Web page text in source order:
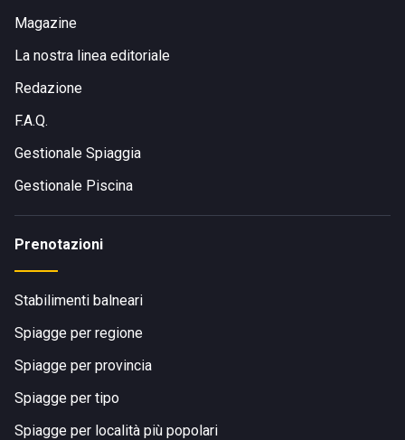
Magazine
La nostra linea editoriale
Redazione
F.A.Q.
Gestionale Spiaggia
Gestionale Piscina
Prenotazioni
Stabilimenti balneari
Spiagge per regione
Spiagge per provincia
Spiagge per tipo
Spiagge per località più popolari